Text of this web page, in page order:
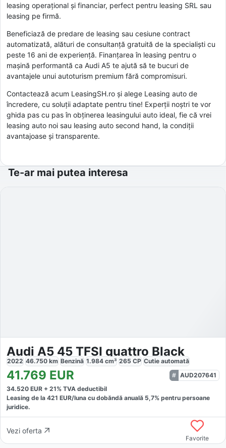
leasing operațional și financiar, perfect pentru leasing SRL sau
leasing pe firmă.
Beneficiază de predare de leasing sau cesiune contract
automatizată, alături de consultanță gratuită de la specialiști cu
peste 16 ani de experiență. Finanțarea în leasing pentru o
mașină performantă ca Audi A5 te ajută să te bucuri de
avantajele unui autoturism premium fără compromisuri.
Contactează acum LeasingSH.ro și alege Leasing auto de
încredere, cu soluții adaptate pentru tine! Experții noștri te vor
ghida pas cu pas în obținerea leasingului auto ideal, fie că vrei
leasing auto noi sau leasing auto second hand, la condiții
avantajoase și transparente.
Te-ar mai putea interesa
Audi A5 45 TFSI quattro Black
2022 46.750 km Benzină 1.984 cm³ 265 CP Cutie automată
41.769 EUR
AUD207641
34.520 EUR + 21% TVA deductibil
Leasing de la 421 EUR/luna cu dobăndă anuală 5,7% pentru persoane
juridice.
Vezi oferta
Favorite